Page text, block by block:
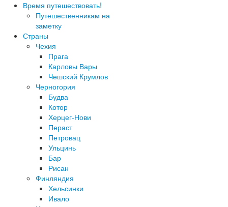
Время путешествовать!
Путешественникам на
заметку
Страны
Чехия
Прага
Карловы Вары
Чешский Крумлов
Черногория
Будва
Котор
Херцег-Нови
Пераст
Петровац
Ульцинь
Бар
Рисан
Финляндия
Хельсинки
Ивало